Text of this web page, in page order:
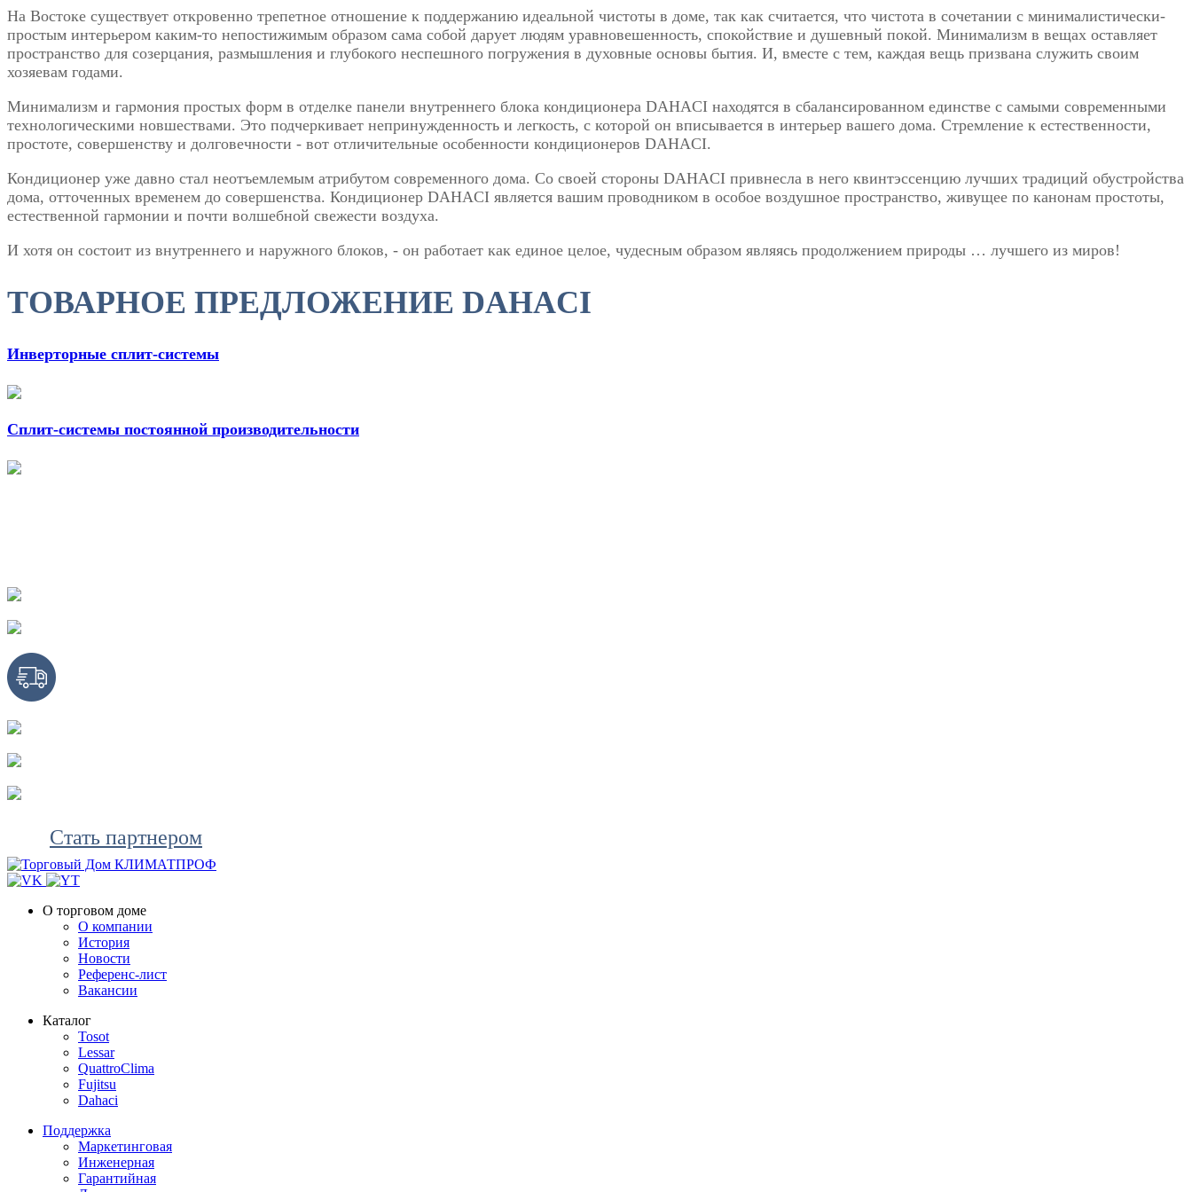
На Востоке существует откровенно трепетное отношение к поддержанию идеальной чистоты в доме, так как считается, что чистота в сочетании с минималистически-
простым интерьером каким-то непостижимым образом сама собой дарует людям уравновешенность, спокойствие и душевный покой. Минимализм в вещах оставляет
пространство для созерцания, размышления и глубокого неспешного погружения в духовные основы бытия. И, вместе с тем, каждая вещь призвана служить своим
хозяевам годами.
Минимализм и гармония простых форм в отделке панели внутреннего блока кондиционера DAHACI находятся в сбалансированном единстве с самыми современными
технологическими новшествами. Это подчеркивает непринужденность и легкость, с которой он вписывается в интерьер вашего дома. Стремление к естественности,
простоте, совершенству и долговечности - вот отличительные особенности кондиционеров DAHACI.
Кондиционер уже давно стал неотъемлемым атрибутом современного дома. Со своей стороны DAHACI привнесла в него квинтэссенцию лучших традиций обустройства
дома, отточенных временем до совершенства. Кондиционер DAHACI является вашим проводником в особое воздушное пространство, живущее по канонам простоты,
естественной гармонии и почти волшебной свежести воздуха.
И хотя он состоит из внутреннего и наружного блоков, - он работает как единое целое, чудесным образом являясь продолжением природы … лучшего из миров!
ТОВАРНОЕ ПРЕДЛОЖЕНИЕ DAHACI
Инверторные сплит-системы
Сплит-системы постоянной производительности
Стать партнером
О торговом доме
О компании
История
Новости
Референс-лист
Вакансии
Каталог
Tosot
Lessar
QuattroClima
Fujitsu
Dahaci
Поддержка
Маркетинговая
Инженерная
Гарантийная